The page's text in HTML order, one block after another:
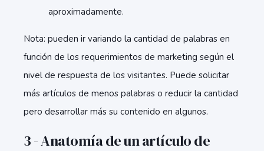
aproximadamente.
Nota: pueden ir variando la cantidad de palabras en
función de los requerimientos de marketing según el
nivel de respuesta de los visitantes. Puede solicitar
más artículos de menos palabras o reducir la cantidad
pero desarrollar más su contenido en algunos.
3 - Anatomía de un artículo de